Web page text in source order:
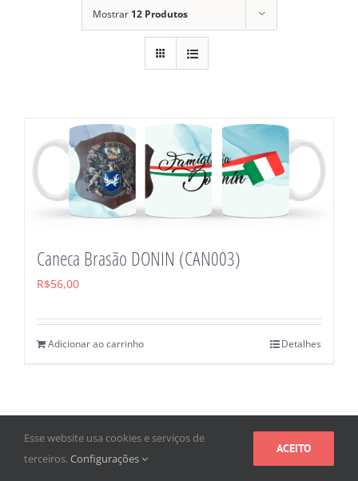
Mostrar 12 Produtos
Caneca Brasão DONIN (CAN003)
R$56,00
Adicionar ao carrinho Detalhes
Esse website usa cookies e serviços de
terceiros.Configurações
ACEITO